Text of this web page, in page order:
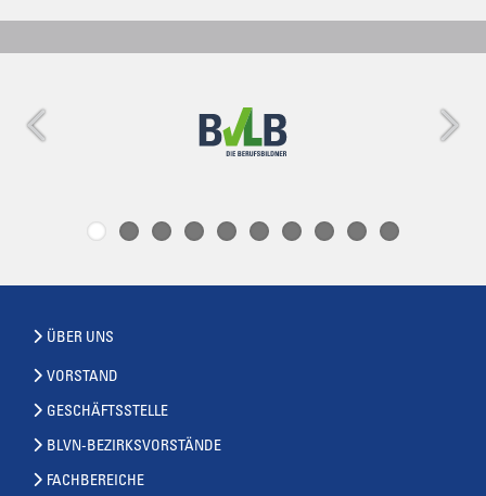
ÜBER UNS
VORSTAND
GESCHÄFTSSTELLE
BLVN-BEZIRKSVORSTÄNDE
FACHBEREICHE